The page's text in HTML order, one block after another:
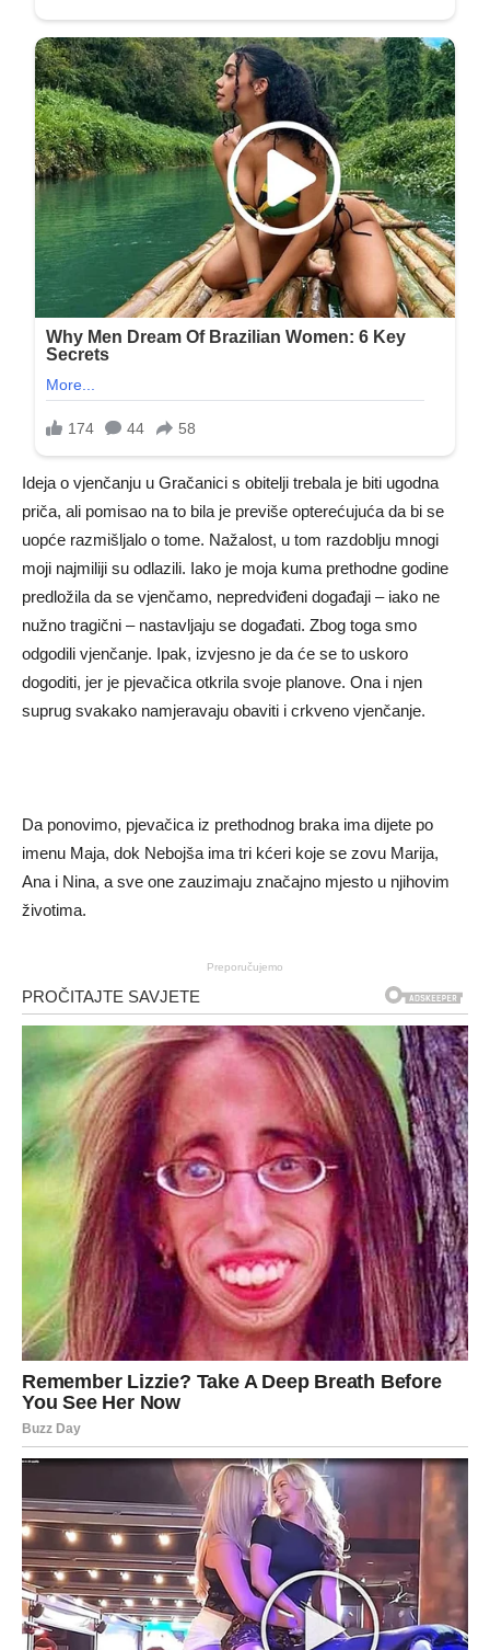
Ideja o vjenčanju u Gračanici s obitelji trebala je biti ugodna
priča, ali pomisao na to bila je previše opterećujuća da bi se
uopće razmišljalo o tome. Nažalost, u tom razdoblju mnogi
moji najmiliji su odlazili. Iako je moja kuma prethodne godine
predložila da se vjenčamo, nepredviđeni događaji – iako ne
nužno tragični – nastavljaju se događati. Zbog toga smo
odgodili vjenčanje. Ipak, izvjesno je da će se to uskoro
dogoditi, jer je pjevačica otkrila svoje planove. Ona i njen
suprug svakako namjeravaju obaviti i crkveno vjenčanje.
Da ponovimo, pjevačica iz prethodnog braka ima dijete po
imenu Maja, dok Nebojša ima tri kćeri koje se zovu Marija,
Ana i Nina, a sve one zauzimaju značajno mjesto u njihovim
životima.
Preporučujemo